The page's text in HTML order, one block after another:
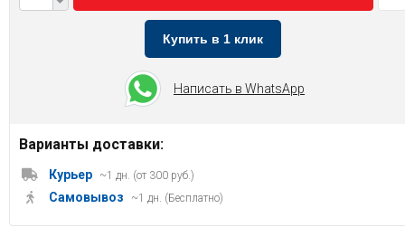
Купить в 1 клик
Написать в WhatsApp
Варианты доставки:
Курьер ~1 дн. (от 300 руб.)
Самовывоз ~1 дн. (Бесплатно)